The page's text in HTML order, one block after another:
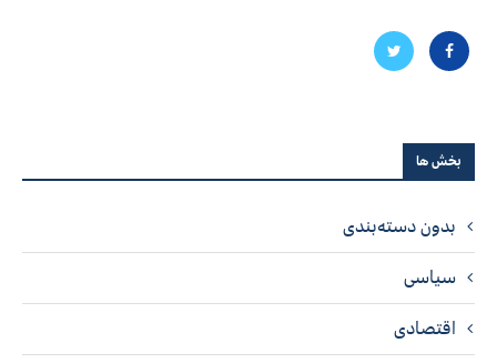
بخش ها
بدون دسته‌بندی
سیاسی
اقتصادی